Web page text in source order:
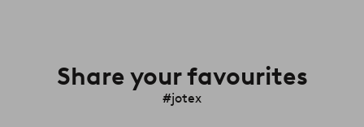
Share your favourites
#jotex